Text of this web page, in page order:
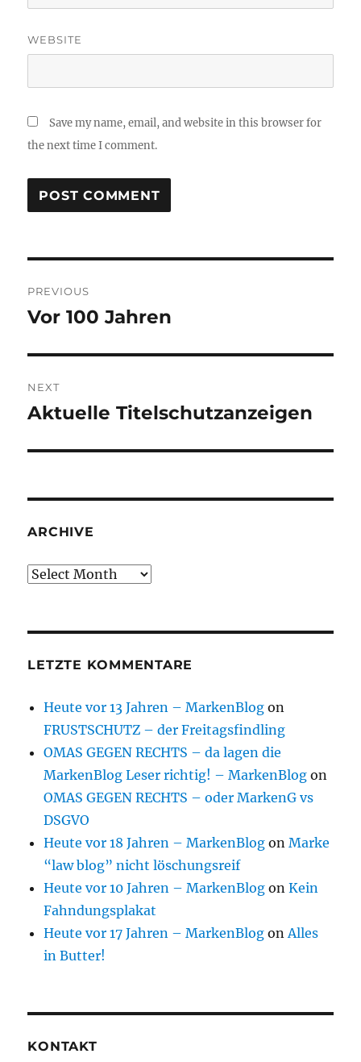
WEBSITE
Save my name, email, and website in this browser for
the next time I comment.
navigation
PREVIOUS
Previous
Vor 100 Jahren
NEXT
Next
Aktuelle Titelschutzanzeigen
ARCHIVE
Archive
LETZTE KOMMENTARE
Heute vor 13 Jahren – MarkenBlog on
FRUSTSCHUTZ – der Freitagsfindling
OMAS GEGEN RECHTS – da lagen die
MarkenBlog Leser richtig! – MarkenBlog on
OMAS GEGEN RECHTS – oder MarkenG vs
DSGVO
Heute vor 18 Jahren – MarkenBlog onMarke
“law blog” nicht löschungsreif
Heute vor 10 Jahren – MarkenBlog onKein
Fahndungsplakat
Heute vor 17 Jahren – MarkenBlog onAlles
in Butter!
KONTAKT